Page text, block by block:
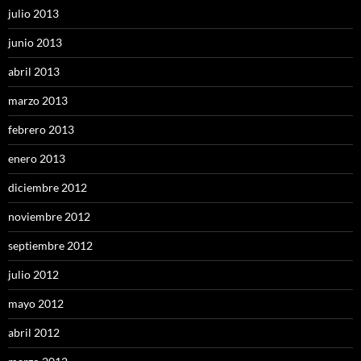
julio 2013
junio 2013
abril 2013
marzo 2013
febrero 2013
enero 2013
diciembre 2012
noviembre 2012
septiembre 2012
julio 2012
mayo 2012
abril 2012